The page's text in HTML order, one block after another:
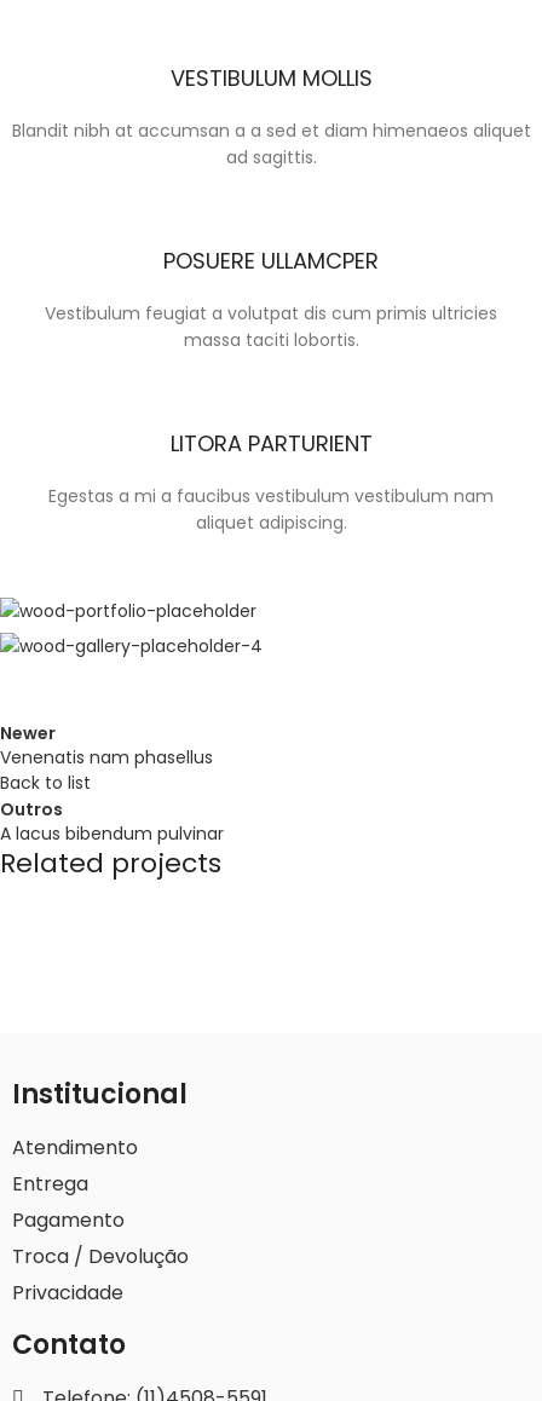
VESTIBULUM MOLLIS
Blandit nibh at accumsan a a sed et diam himenaeos aliquet
ad sagittis.
POSUERE ULLAMCPER
Vestibulum feugiat a volutpat dis cum primis ultricies
massa taciti lobortis.
LITORA PARTURIENT
Egestas a mi a faucibus vestibulum vestibulum nam
aliquet adipiscing.
Newer
Venenatis nam phasellus
Back to list
Outros
A lacus bibendum pulvinar
Related projects
Institucional
Atendimento
Entrega
Pagamento
Troca / Devolução
Privacidade
Contato